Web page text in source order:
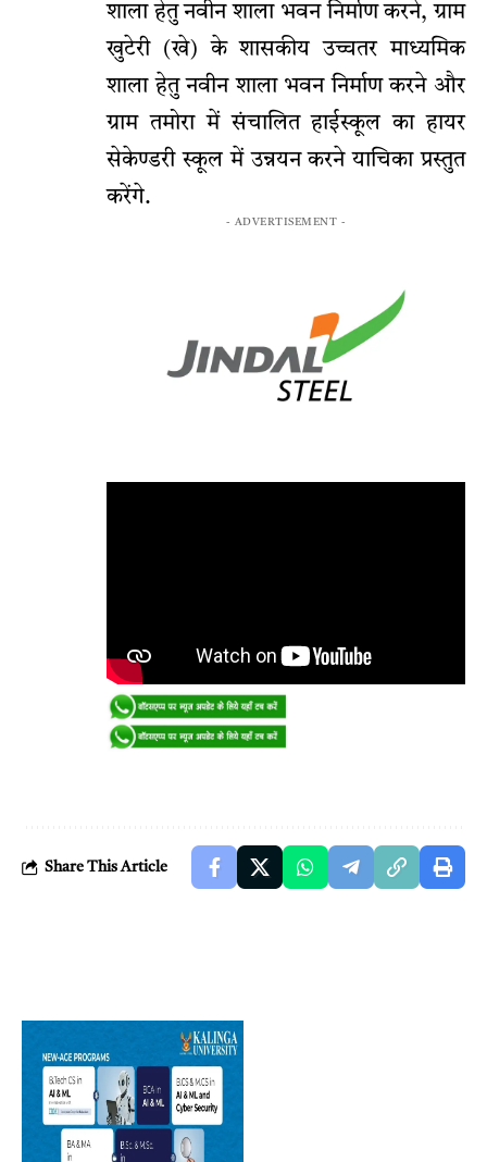
शाला हेतु नवीन शाला भवन निर्माण करने, ग्राम
खुटेरी (खे) के शासकीय उच्चतर माध्यमिक
शाला हेतु नवीन शाला भवन निर्माण करने और
ग्राम तमोरा में संचालित हाईस्कूल का हायर
सेकेण्डरी स्कूल में उन्नयन करने याचिका प्रस्तुत
करेंगे.
- ADVERTISEMENT -
Share This Article